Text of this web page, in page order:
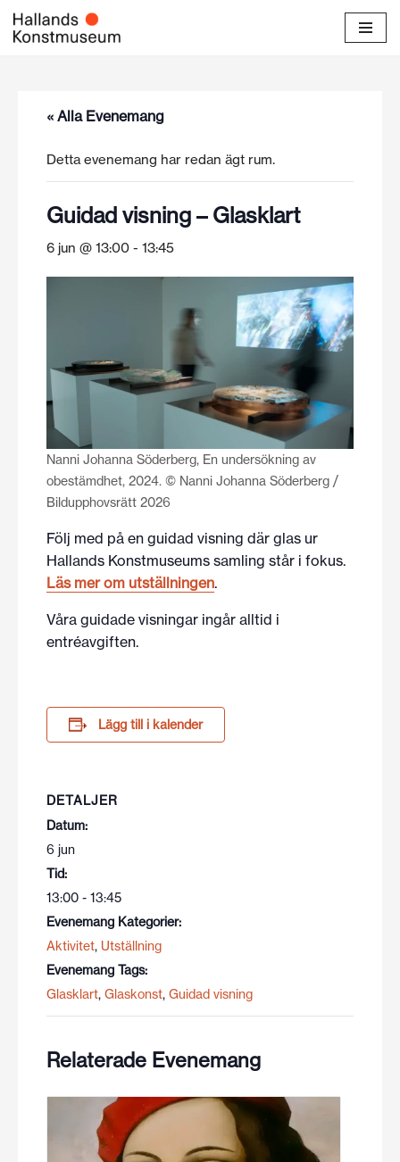
Hoppa
« Alla Evenemang
Detta evenemang har redan ägt rum.
Guidad visning – Glasklart
6 jun @ 13:00 - 13:45
Nanni Johanna Söderberg, En undersökning av
obestämdhet, 2024. © Nanni Johanna Söderberg /
Bildupphovsrätt 2026
Följ med på en guidad visning där glas ur
Hallands Konstmuseums samling står i fokus.
Läs mer om utställningen.
Våra guidade visningar ingår alltid i
entréavgiften.
Lägg till i kalender
DETALJER
Datum:
6 jun
Tid:
13:00 - 13:45
Evenemang Kategorier:
Aktivitet, Utställning
Evenemang Tags:
Glasklart, Glaskonst, Guidad visning
Relaterade Evenemang